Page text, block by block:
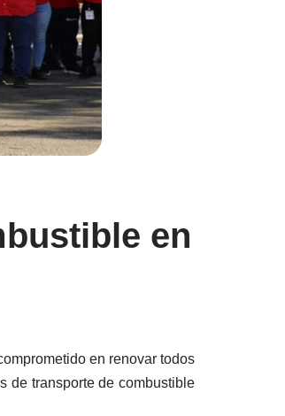
en
en renovar todos
de transporte de combustible